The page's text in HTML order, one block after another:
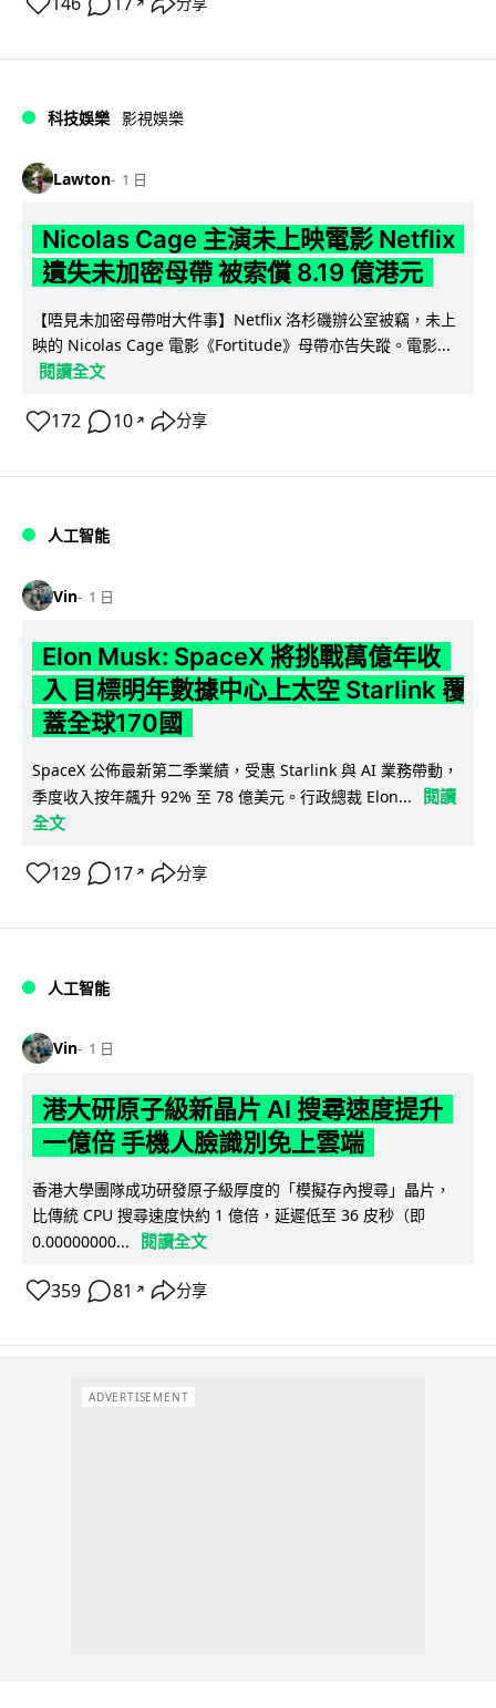
↗
科技娛樂 影視娛樂
Lawton 1 日
Nicolas Cage 主演未上映電影 Netflix
遺失未加密母帶 被索償 8.19 億港元
【唔見未加密母帶咁大件事】Netflix 洛杉磯辦公室被竊，未上
映的 Nicolas Cage 電影《Fortitude》母帶亦告失蹤。電影...
閱讀全文
172 10 ↗ 分享
人工智能
Vin 1 日
Elon Musk: SpaceX 將挑戰萬億年收
入 目標明年數據中心上太空 Starlink 覆
蓋全球170國
SpaceX 公佈最新第二季業績，受惠 Starlink 與 AI 業務帶動，
季度收入按年飆升 92% 至 78 億美元。行政總裁 Elon...
閱讀
全文
129 17 ↗ 分享
人工智能
Vin 1 日
港大研原子級新晶片 AI 搜尋速度提升
一億倍 手機人臉識別免上雲端
香港大學團隊成功研發原子級厚度的「模擬存內搜尋」晶片，
比傳統 CPU 搜尋速度快約 1 億倍，延遲低至 36 皮秒（即
0.00000000...
閱讀全文
359 81 ↗ 分享
ADVERTISEMENT